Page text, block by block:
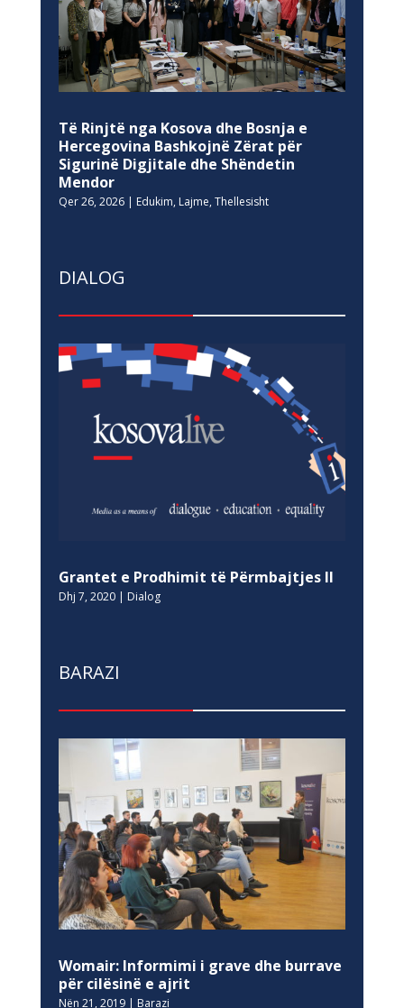
Të Rinjtë nga Kosova dhe Bosnja e
Hercegovina Bashkojnë Zërat për
Sigurinë Digjitale dhe Shëndetin
Mendor
Qer 26, 2026| Edukim, Lajme, Thellesisht
DIALOG
Grantet e Prodhimit të Përmbajtjes II
Dhj 7, 2020| Dialog
BARAZI
Womair: Informimi i grave dhe burrave
për cilësinë e ajrit
Nën 21, 2019| Barazi